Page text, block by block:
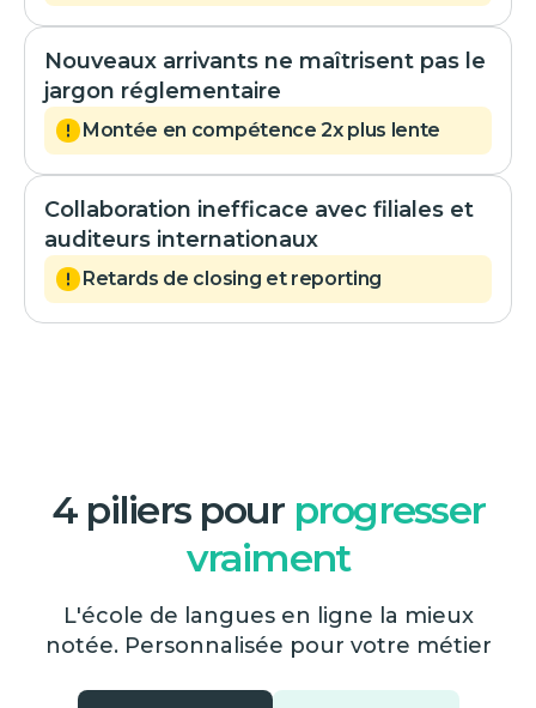
Nouveaux arrivants ne maîtrisent pas le
jargon réglementaire
Montée en compétence 2x plus lente
Collaboration inefficace avec filiales et
auditeurs internationaux
Retards de closing et reporting
4 piliers pour progresser
vraiment
L'école de langues en ligne la mieux
notée. Personnalisée pour votre métier